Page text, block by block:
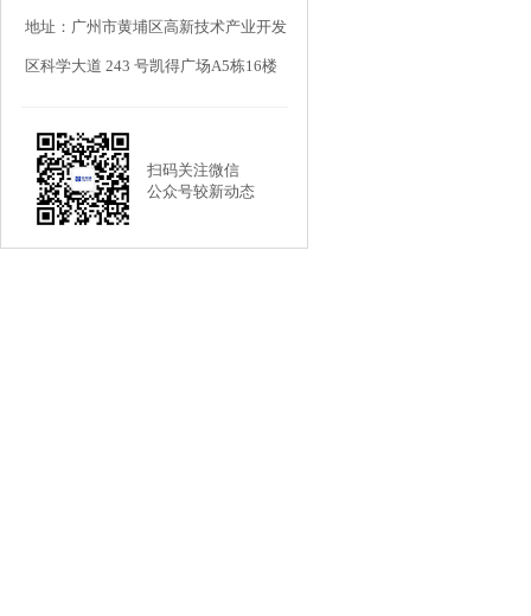
地址：广州市黄埔区高新技术产业开发
区科学大道 243 号凯得广场A5栋16楼
扫码关注微信
公众号较新动态